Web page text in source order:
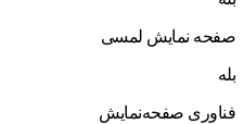
صفحه نمایش لمسی
بله
فناوری صفحه‌نمایش